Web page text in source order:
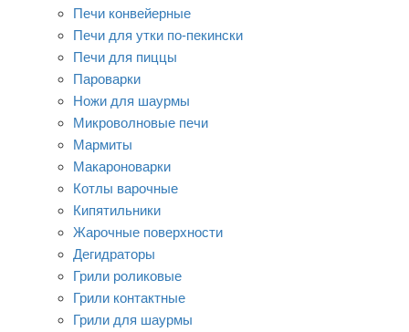
Печи конвейерные
Печи для утки по-пекински
Печи для пиццы
Пароварки
Ножи для шаурмы
Микроволновые печи
Мармиты
Макароноварки
Котлы варочные
Кипятильники
Жарочные поверхности
Дегидраторы
Грили роликовые
Грили контактные
Грили для шаурмы